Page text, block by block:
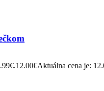
12.00€Aktuálna cena je: